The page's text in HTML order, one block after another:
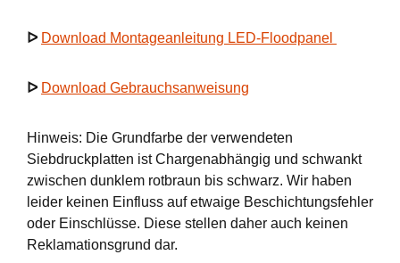
ᐅ Download Montageanleitung LED-Floodpanel
ᐅ Download Gebrauchsanweisung
Hinweis: Die Grundfarbe der verwendeten
Siebdruckplatten ist Chargenabhängig und schwankt
zwischen dunklem rotbraun bis schwarz. Wir haben
leider keinen Einfluss auf etwaige Beschichtungsfehler
oder Einschlüsse. Diese stellen daher auch keinen
Reklamationsgrund dar.